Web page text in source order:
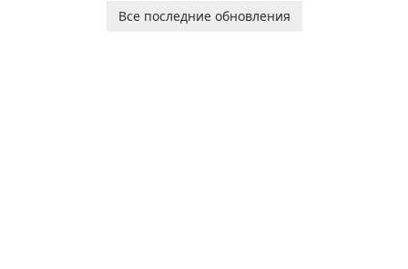
baby tracking, offering
users with robust
Все последние обновления